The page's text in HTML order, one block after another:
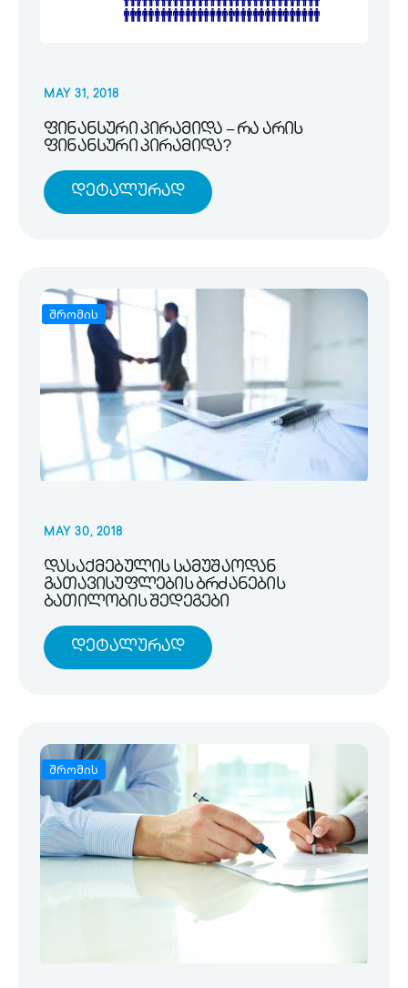
MAY 31, 2018
ფინანსური პირამიდა – რა არის
ფინანსური პირამიდა?
Დეტალურად
შრომის
MAY 30, 2018
დასაქმებულის სამუშაოდან
გათავისუფლების ბრძანების
ბათილობის შედეგები
Დეტალურად
შრომის